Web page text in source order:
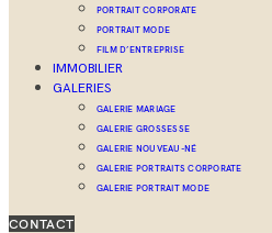
PORTRAIT CORPORATE
PORTRAIT MODE
FILM D’ENTREPRISE
IMMOBILIER
GALERIES
GALERIE MARIAGE
GALERIE GROSSESSE
GALERIE NOUVEAU-NÉ
GALERIE PORTRAITS CORPORATE
GALERIE PORTRAIT MODE
CONTACT